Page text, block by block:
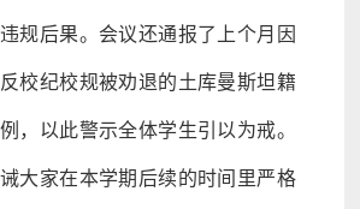
规后果。会议还通报了上个月因
校纪校规被劝退的土库曼斯坦籍
，以此警示全体学生引以为戒。
大家在本学期后续的时间里严格